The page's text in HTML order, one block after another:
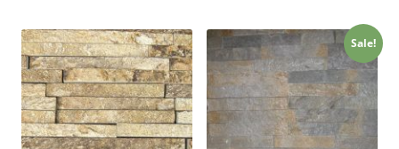
Sale!